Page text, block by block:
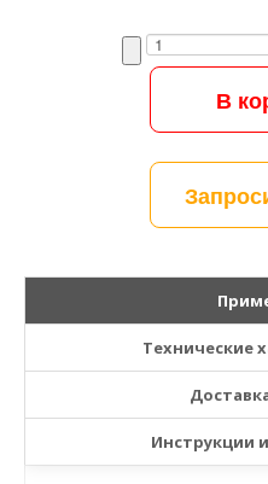
Технические
Инструкции